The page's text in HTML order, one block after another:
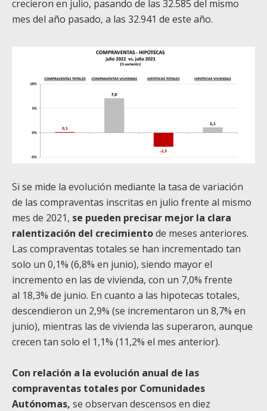
crecieron en julio, pasando de las 32.585 del mismo
mes del año pasado, a las 32.941 de este año.
Si se mide la evolución mediante la tasa de variación
de las compraventas inscritas en julio frente al mismo
mes de 2021, se pueden precisar mejor la clara
ralentización del crecimientode meses anteriores.
Las compraventas totales se han incrementado tan
solo un 0,1% (6,8% en junio), siendo mayor el
incremento en las de vivienda, con un 7,0% frente
al 18,3% de junio. En cuanto a las hipotecas totales,
descendieron un 2,9% (se incrementaron un 8,7% en
junio), mientras las de vivienda las superaron, aunque
crecen tan solo el 1,1% (11,2% el mes anterior).
Con relación a la evolución anual de las
compraventas totales por Comunidades
Autónomas, se observan descensos en diez